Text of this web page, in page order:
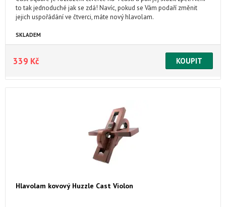
to tak jednoduché jak se zdá! Navíc, pokud se Vám podaří změnit
jejich uspořádání ve čtverci, máte nový hlavolam.
SKLADEM
339 Kč
Hlavolam kovový Huzzle Cast Violon